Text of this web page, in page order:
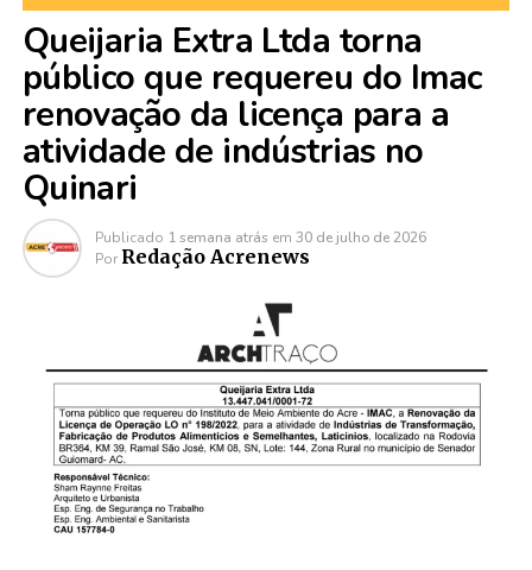
Queijaria Extra Ltda torna
público que requereu do Imac
renovação da licença para a
atividade de indústrias no
Quinari
Publicado 1 semana atrás em 30 de julho de 2026
Por Redação Acrenews